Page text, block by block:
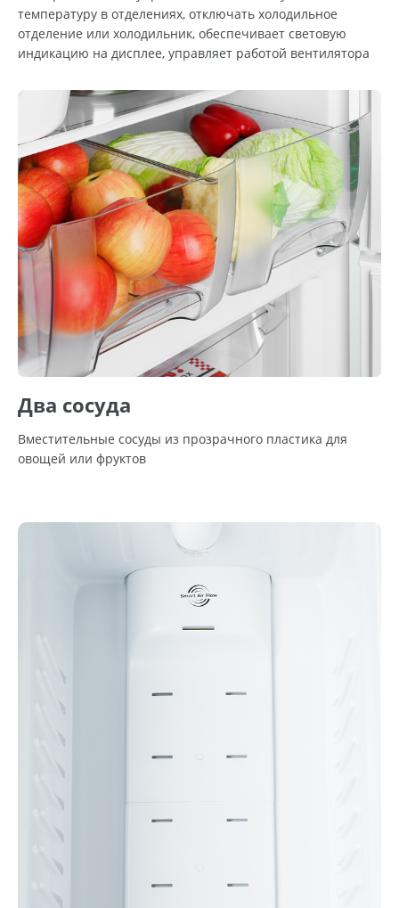
температуру в отделениях, отключать холодильное
отделение или холодильник, обеспечивает световую
индикацию на дисплее, управляет работой вентилятора
Два сосуда
Вместительные сосуды из прозрачного пластика для
овощей или фруктов